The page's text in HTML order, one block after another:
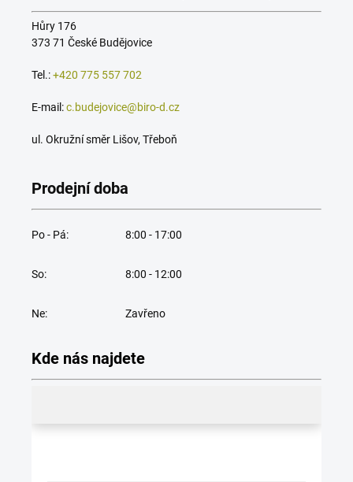
Hůry 176
373 71 České Budějovice
Tel.:+420 775 557 702
E-mail:c.budejovice@biro-d.cz
ul. Okružní směr Lišov, Třeboň
Prodejní doba
Po - Pá: 8:00 - 17:00
So: 8:00 - 12:00
Ne: Zavřeno
Kde nás najdete